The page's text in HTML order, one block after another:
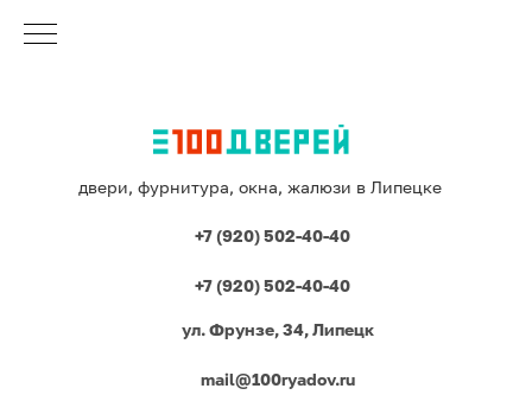
двери, фурнитура, окна, жалюзи в Липецке
+7 (920) 502-40-40
+7 (920) 502-40-40
ул. Фрунзе, 34, Липецк
mail@100ryadov.ru